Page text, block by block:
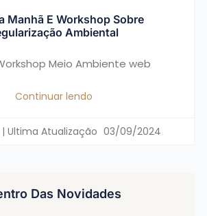
Manhã E Workshop Sobre
Ambiental
Meio Ambiente web
Continuar lendo
03/09/2024
Das Novidades